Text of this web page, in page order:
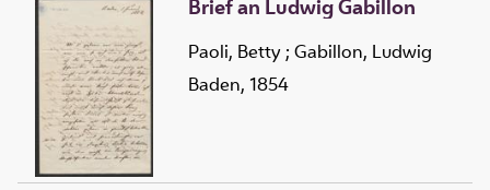
Brief an Ludwig Gabillon
Paoli, Betty ; Gabillon, Ludwig
Baden, 1854